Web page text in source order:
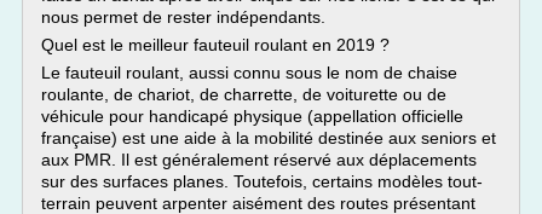
nous permet de rester indépendants.
Quel est le meilleur fauteuil roulant en 2019 ?
Le fauteuil roulant, aussi connu sous le nom de chaise
roulante, de chariot, de charrette, de voiturette ou de
véhicule pour handicapé physique (appellation officielle
française) est une aide à la mobilité destinée aux seniors et
aux PMR. Il est généralement réservé aux déplacements
sur des surfaces planes. Toutefois, certains modèles tout-
terrain peuvent arpenter aisément des routes présentant